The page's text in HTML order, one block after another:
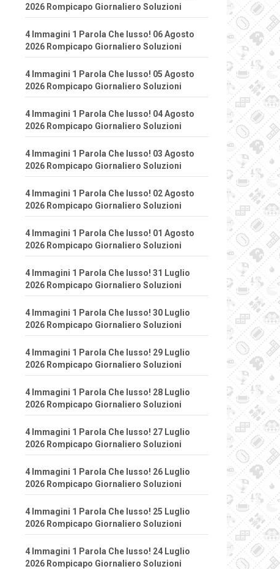
2026 Rompicapo Giornaliero Soluzioni
4 Immagini 1 Parola Che lusso! 06 Agosto
2026 Rompicapo Giornaliero Soluzioni
4 Immagini 1 Parola Che lusso! 05 Agosto
2026 Rompicapo Giornaliero Soluzioni
4 Immagini 1 Parola Che lusso! 04 Agosto
2026 Rompicapo Giornaliero Soluzioni
4 Immagini 1 Parola Che lusso! 03 Agosto
2026 Rompicapo Giornaliero Soluzioni
4 Immagini 1 Parola Che lusso! 02 Agosto
2026 Rompicapo Giornaliero Soluzioni
4 Immagini 1 Parola Che lusso! 01 Agosto
2026 Rompicapo Giornaliero Soluzioni
4 Immagini 1 Parola Che lusso! 31 Luglio
2026 Rompicapo Giornaliero Soluzioni
4 Immagini 1 Parola Che lusso! 30 Luglio
2026 Rompicapo Giornaliero Soluzioni
4 Immagini 1 Parola Che lusso! 29 Luglio
2026 Rompicapo Giornaliero Soluzioni
4 Immagini 1 Parola Che lusso! 28 Luglio
2026 Rompicapo Giornaliero Soluzioni
4 Immagini 1 Parola Che lusso! 27 Luglio
2026 Rompicapo Giornaliero Soluzioni
4 Immagini 1 Parola Che lusso! 26 Luglio
2026 Rompicapo Giornaliero Soluzioni
4 Immagini 1 Parola Che lusso! 25 Luglio
2026 Rompicapo Giornaliero Soluzioni
4 Immagini 1 Parola Che lusso! 24 Luglio
2026 Rompicapo Giornaliero Soluzioni